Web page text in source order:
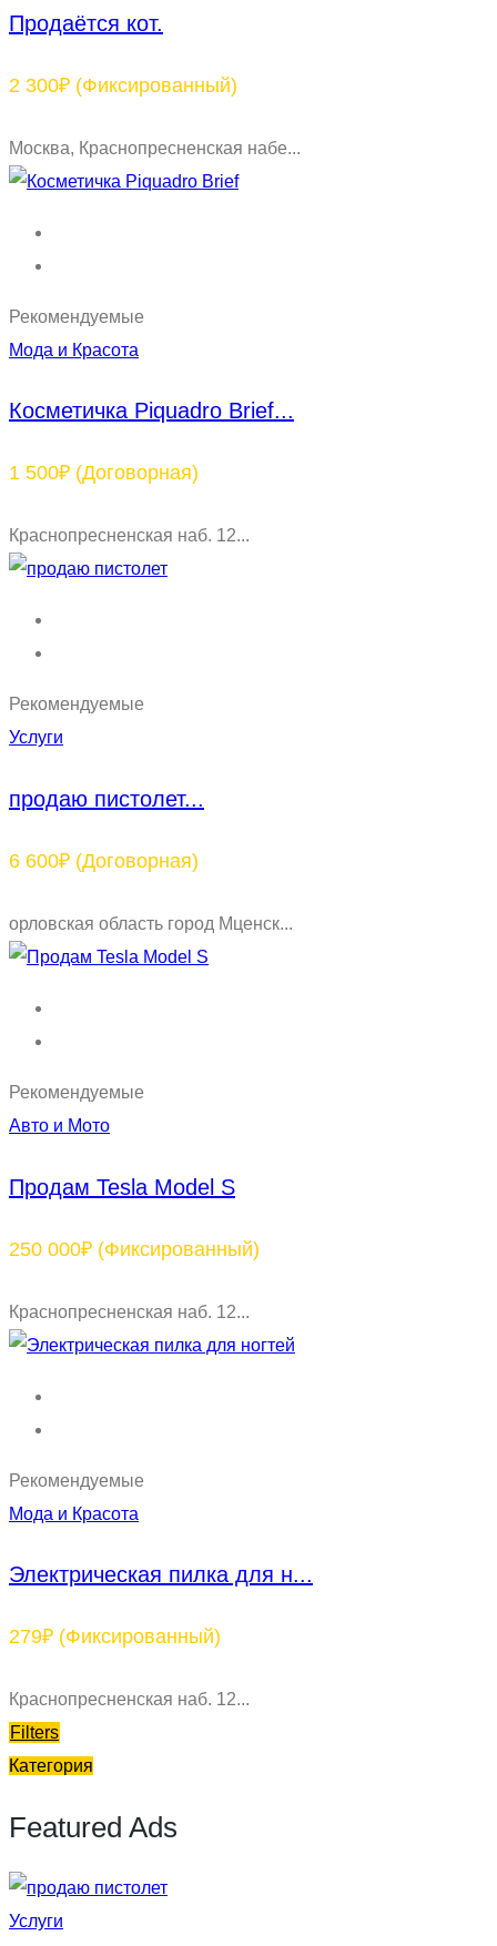
Продаётся кот.
2 300₽ (Фиксированный)
Москва, Краснопресненская набе...
Рекомендуемые
Мода и Красота
Косметичка Piquadro Brief...
1 500₽ (Договорная)
Краснопресненская наб. 12...
Рекомендуемые
Услуги
продаю пистолет...
6 600₽ (Договорная)
орловская область город Мценск...
Рекомендуемые
Авто и Мото
Продам Tesla Model S
250 000₽ (Фиксированный)
Краснопресненская наб. 12...
Рекомендуемые
Мода и Красота
Электрическая пилка для н...
279₽ (Фиксированный)
Краснопресненская наб. 12...
Filters
Категория
Featured Ads
Услуги